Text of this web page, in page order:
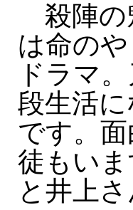
殺陣の
は命の
ドラマ
段生活
です。
徒もい
と井上さ